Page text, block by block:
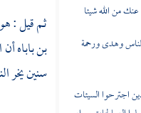
عنك من الله شيئا
وهدى ورحمة
اجترحوا السيئات
ثم قيل :
بن باباه
سنين يخر